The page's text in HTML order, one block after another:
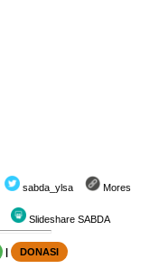
sabda_ylsa Mores
Slideshare SABDA
| DONASI